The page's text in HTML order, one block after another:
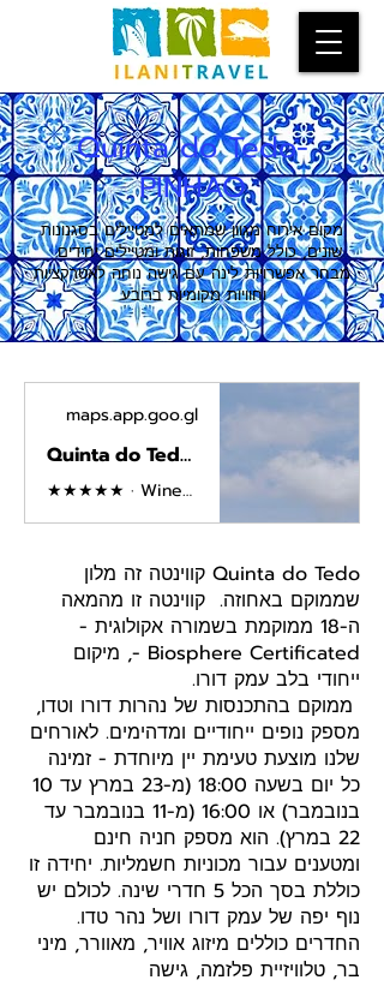
Quinta do Tedo-
PINHAO
מקום אירוח מגוון שמתאים למטיילים בסגנונות
שונים, כולל משפחות, זוגות ומטיילים יחידים.
מבחר אפשרויות לינה עם גישה נוחה לאטרקציות
וחוויות מקומיות ברובע.
maps.app.goo.gl
Quinta do Tedo · N-222, EM512, 5110-204, Portugal
★★★★★ · Winery
Quinta do Tedo קווינטה זה מלון
שממוקם באחוזה. קווינטה זו מהמאה
ה-18 ממוקמת בשמורה אקולוגית -
Biosphere Certificated -, מיקום
ייחודי בלב עמק דורו.
ממוקם בהתכנסות של נהרות דורו וטדו,
מספק נופים ייחודיים ומדהימים. לאורחים
שלנו מוצעת טעימת יין מיוחדת - זמינה
כל יום בשעה 18:00 (מ-23 במרץ עד 10
בנובמבר) או 16:00 (מ-11 בנובמבר עד
22 במרץ). הוא מספק חניה חינם
ומטענים עבור מכוניות חשמליות. יחידה זו
כוללת בסך הכל 5 חדרי שינה. לכולם יש
נוף יפה של עמק דורו ושל נהר טדו.
החדרים כוללים מיזוג אוויר, מאוורר, מיני
בר, טלוויזיית פלזמה, גישה